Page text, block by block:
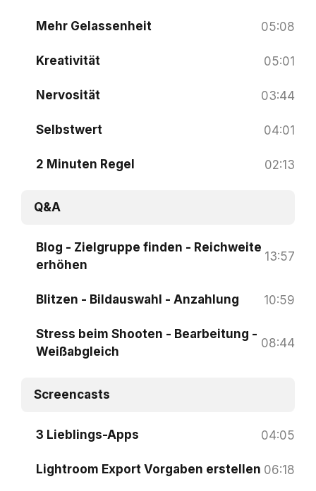
Mehr Gelassenheit 05:08
Kreativität 05:01
Nervosität 03:44
Selbstwert 04:01
2 Minuten Regel 02:13
Q&A
Blog - Zielgruppe finden - Reichweite
erhöhen
13:57
Blitzen - Bildauswahl - Anzahlung 10:59
Stress beim Shooten - Bearbeitung -
Weißabgleich
08:44
Screencasts
3 Lieblings-Apps 04:05
Lightroom Export Vorgaben erstellen 06:18